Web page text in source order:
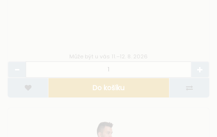
Může být u vás 11.–12. 8. 2026
Do košíku